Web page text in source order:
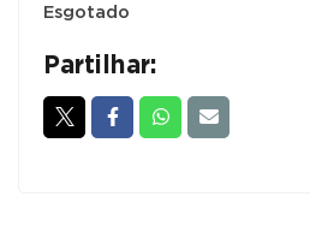
Esgotado
Partilhar: